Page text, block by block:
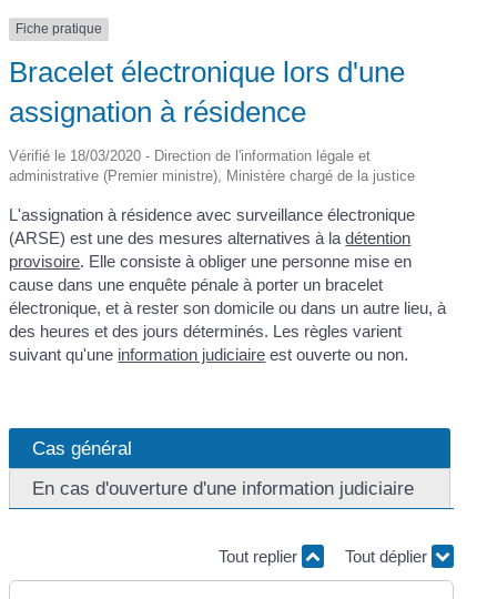
Fiche pratique
Bracelet électronique lors d'une
assignation à résidence
Vérifié le 18/03/2020 - Direction de l'information légale et
administrative (Premier ministre), Ministère chargé de la justice
L'assignation à résidence avec surveillance électronique
(ARSE) est une des mesures alternatives à ladétention
provisoire. Elle consiste à obliger une personne mise en
cause dans une enquête pénale à porter un bracelet
électronique, et à rester son domicile ou dans un autre lieu, à
des heures et des jours déterminés. Les règles varient
suivant qu'une information judiciaire est ouverte ou non.
Cas général
En cas d'ouverture d'une information judiciaire
Tout replier Tout déplier